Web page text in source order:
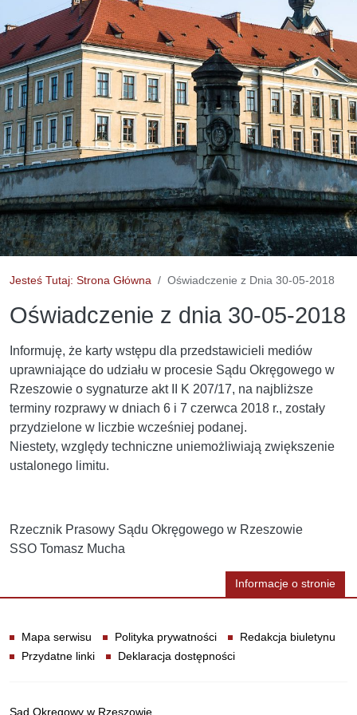
Jesteś Tutaj: Strona Główna Oświadczenie z Dnia 30-05-2018
Oświadczenie z dnia 30-05-2018
Informuję, że karty wstępu dla przedstawicieli mediów
uprawniające do udziału w procesie Sądu Okręgowego w
Rzeszowie o sygnaturze akt II K 207/17, na najbliższe
terminy rozprawy w dniach 6 i 7 czerwca 2018 r., zostały
przydzielone w liczbie wcześniej podanej.
Niestety, względy techniczne uniemożliwiają zwiększenie
ustalonego limitu.
Rzecznik Prasowy Sądu Okręgowego w Rzeszowie
SSO Tomasz Mucha
Informacje o stronie
Mapa serwisu Polityka prywatności
Redakcja biuletynu
Przydatne linki
Deklaracja dostępności
Sąd Okręgowy w Rzeszowie